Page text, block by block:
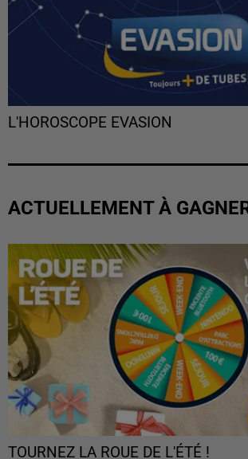
L'HOROSCOPE EVASION
ACTUELLEMENT À
TOURNEZ LA ROUE DE L'ÉTÉ !